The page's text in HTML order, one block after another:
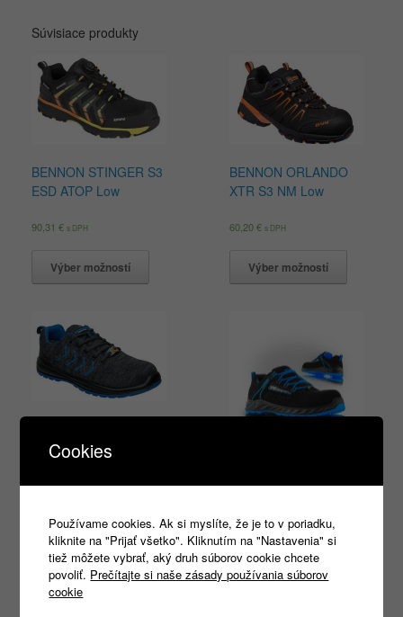
Súvisiace produkty
BENNON STINGER S3
ESD ATOP Low
90,31 € s DPH
Výber možností
BENNON ORLANDO
XTR S3 NM Low
60,20€ s DPH
Výber možností
ESD Low
31,20€ s DPH
Výber možností
Výber možností
Cookies
Používame cookies. Ak si myslíte, že je to v poriadku,
kliknite na "Prijať všetko". Kliknutím na "Nastavenia" si
tiež môžete vybrať, aký druh súborov cookie chcete
povoliť. Prečítajte si naše zásady používania súborov
cookie